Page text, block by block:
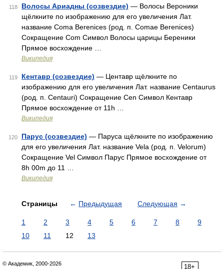
118 Волосы Ариадны (созвездие) — Волосы Вероники
щёлкните по изображению для его увеличения Лат.
название Coma Berenices (род. п. Comae Berenices)
Сокращение Com Символ Волосы царицы Береники
Прямое восхождение …
Википедия
119 Кентавр (созвездие) — Центавр щёлкните по
изображению для его увеличения Лат. название Centaurus
(род. п. Centauri) Сокращение Cen Символ Кентавр
Прямое восхождение от 11h …
Википедия
120 Парус (созвездие) — Паруса щёлкните по изображению
для его увеличения Лат. название Vela (род. п. Velorum)
Сокращение Vel Символ Парус Прямое восхождение от
8h 00m до 11 …
Википедия
Страницы ← Предыдущая Следующая →
1 2 3 4 5 6 7 8
9
10
11 12 13
18+
© Академик, 2000-2026